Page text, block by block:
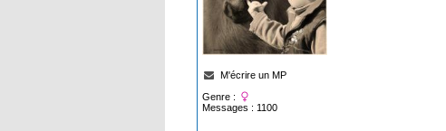
M'écrire un MP
Genre :
Messages : 1100